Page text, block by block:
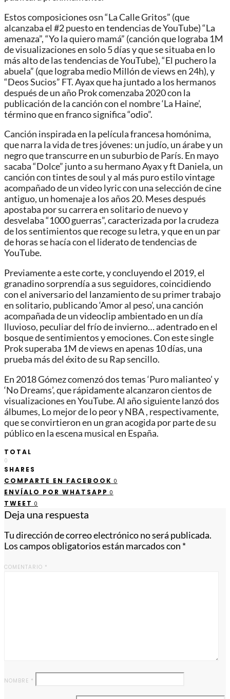
Estos composiciones osn “La Calle Gritos” (que
alcanzaba el #2 puesto en tendencias de YouTube) “La
amenaza”, “Yo la quiero mamá” (canción que lograba 1M
de visualizaciones en solo 5 días y que se situaba en lo
más alto de las tendencias de YouTube), “El puchero la
abuela” (que lograba medio Millón de views en 24h), y
“Deos Sucios” FT. Ayax que ha juntado a los hermanos
después de un año Prok comenzaba 2020 con la
publicación de la canción con el nombre ‘La Haine’,
término que en franco significa “odio”.
Canción inspirada en la película francesa homónima,
que narra la vida de tres jóvenes: un judío, un árabe y un
negro que transcurre en un suburbio de París. En mayo
sacaba “Dolce” junto a su hermano Ayax y ft Daniela, un
canción con tintes de soul y al más puro estilo vintage
acompañado de un video lyric con una selección de cine
antiguo, un homenaje a los años 20. Meses después
apostaba por su carrera en solitario de nuevo y
desvelaba “1000 guerras”, caracterizada por la crudeza
de los sentimientos que recoge su letra, y que en un par
de horas se hacía con el liderato de tendencias de
YouTube.
Previamente a este corte, y concluyendo el 2019, el
granadino sorprendía a sus seguidores, coincidiendo
con el aniversario del lanzamiento de su primer trabajo
en solitario, publicando ‘Amor al peso’, una canción
acompañada de un videoclip ambientado en un día
lluvioso, peculiar del frío de invierno… adentrado en el
bosque de sentimientos y emociones. Con este single
Prok superaba 1M de views en apenas 10 días, una
prueba más del éxito de su Rap sencillo.
En 2018 Gómez comenzó dos temas ‘Puro malianteo’ y
‘No Dreams’, que rápidamente alcanzaron cientos de
visualizaciones en YouTube. Al año siguiente lanzó dos
álbumes, Lo mejor de lo peor y NBA , respectivamente,
que se convirtieron en un gran acogida por parte de su
público en la escena musical en España.
TOTAL
0
SHARES
COMPARTE EN FACEBOOK 0
ENVÍALO POR WHATSAPP 0
TWEET 0
Deja una respuesta
Tu dirección de correo electrónico no será publicada.
Los campos obligatorios están marcados con *
COMENTARIO *
NOMBRE *